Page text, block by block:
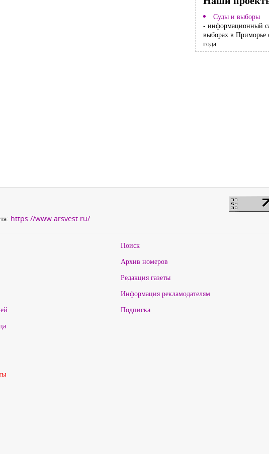
Суды и выборы
- информационный
выборах в Приморье
года
https://www.arsvest.ru/
Поиск
Архив номеров
Редакция газеты
Информация рекламодателям
Подписка